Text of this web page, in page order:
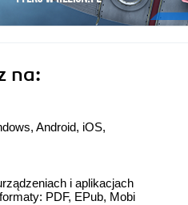
na:
Android, iOS,
i aplikacjach
PDF, EPub, Mobi